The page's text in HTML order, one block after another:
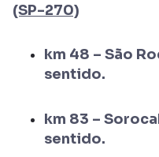
(SP-270)
km 48 – São
sentido.
km 83 –
sentido.